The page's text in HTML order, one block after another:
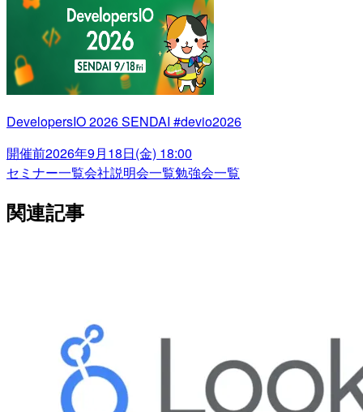
DevelopersIO 2026 SENDAI #devio2026
開催前2026年9月18日(金) 18:00
セミナー一覧会社説明会一覧勉強会一覧
関連記事